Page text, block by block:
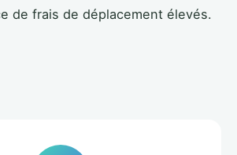
de frais de déplacement élevés.